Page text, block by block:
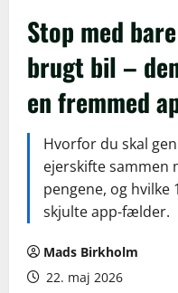
Stop med
brugt bil –
en fremmed
Hvorfor du skal
ejerskifte sammen
pengene, og
skjulte app-fælder.
Mads Birkholm
22. maj 2026